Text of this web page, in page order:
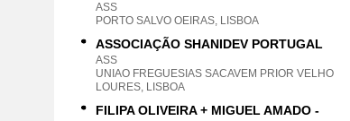
ASS
PORTO SALVO OEIRAS, LISBOA
ASSOCIAÇÃO SHANIDEV PORTUGAL
ASS
UNIAO FREGUESIAS SACAVEM PRIOR VELHO
LOURES, LISBOA
FILIPA OLIVEIRA + MIGUEL AMADO -